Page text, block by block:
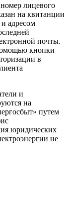
лицевого
на квитанции
адресом
почты.
кнопки
в
и
на
путем
юридических
не